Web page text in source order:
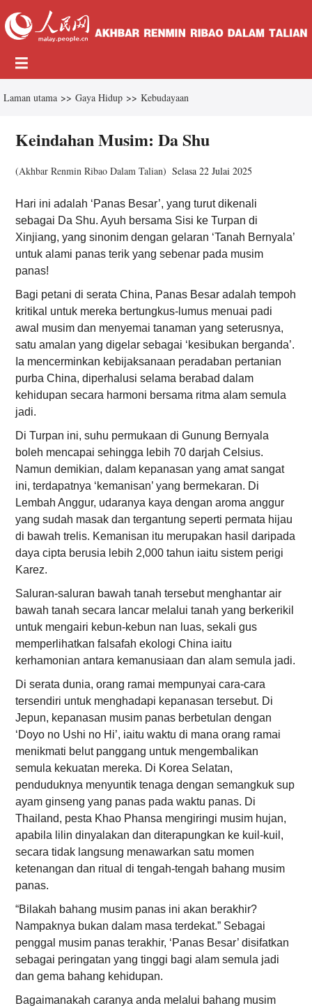
Laman utama >> Gaya Hidup >> Kebudayaan
Keindahan Musim: Da Shu
(Akhbar Renmin Ribao Dalam Talian) Selasa 22 Julai 2025
Hari ini adalah ‘Panas Besar’, yang turut dikenali
sebagai Da Shu. Ayuh bersama Sisi ke Turpan di
Xinjiang, yang sinonim dengan gelaran ‘Tanah Bernyala’
untuk alami panas terik yang sebenar pada musim
panas!
Bagi petani di serata China, Panas Besar adalah tempoh
kritikal untuk mereka bertungkus-lumus menuai padi
awal musim dan menyemai tanaman yang seterusnya,
satu amalan yang digelar sebagai ‘kesibukan berganda’.
Ia mencerminkan kebijaksanaan peradaban pertanian
purba China, diperhalusi selama berabad dalam
kehidupan secara harmoni bersama ritma alam semula
jadi.
Di Turpan ini, suhu permukaan di Gunung Bernyala
boleh mencapai sehingga lebih 70 darjah Celsius.
Namun demikian, dalam kepanasan yang amat sangat
ini, terdapatnya ‘kemanisan’ yang bermekaran. Di
Lembah Anggur, udaranya kaya dengan aroma anggur
yang sudah masak dan tergantung seperti permata hijau
di bawah trelis. Kemanisan itu merupakan hasil daripada
daya cipta berusia lebih 2,000 tahun iaitu sistem perigi
Karez.
Saluran-saluran bawah tanah tersebut menghantar air
bawah tanah secara lancar melalui tanah yang berkerikil
untuk mengairi kebun-kebun nan luas, sekali gus
memperlihatkan falsafah ekologi China iaitu
kerhamonian antara kemanusiaan dan alam semula jadi.
Di serata dunia, orang ramai mempunyai cara-cara
tersendiri untuk menghadapi kepanasan tersebut. Di
Jepun, kepanasan musim panas berbetulan dengan
‘Doyo no Ushi no Hi’, iaitu waktu di mana orang ramai
menikmati belut panggang untuk mengembalikan
semula kekuatan mereka. Di Korea Selatan,
penduduknya menyuntik tenaga dengan semangkuk sup
ayam ginseng yang panas pada waktu panas. Di
Thailand, pesta Khao Phansa mengiringi musim hujan,
apabila lilin dinyalakan dan diterapungkan ke kuil-kuil,
secara tidak langsung menawarkan satu momen
ketenangan dan ritual di tengah-tengah bahang musim
panas.
“Bilakah bahang musim panas ini akan berakhir?
Nampaknya bukan dalam masa terdekat.” Sebagai
penggal musim panas terakhir, ‘Panas Besar’ disifatkan
sebagai peringatan yang tinggi bagi alam semula jadi
dan gema bahang kehidupan.
Bagaimanakah caranya anda melalui bahang musim